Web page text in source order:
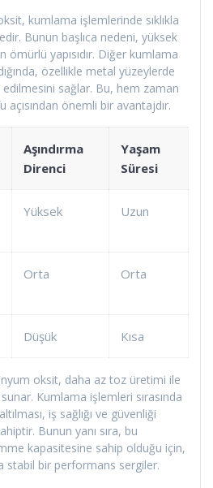
kumlama işlemlerinde sıklıkla
Bunun başlıca nedeni, yüksek
ömürlü yapısıdır. Diğer kumlama
özellikle metal yüzeylerde
sağlar. Bu, hem zaman
önemli bir avantajdır.
Aşındırma
Direnci
Yaşam
Süresi
Yüksek Uzun
Orta Orta
Düşük Kısa
oksit, daha az toz üretimi ile
Kumlama işlemleri sırasında
iş sağlığı ve güvenliği
Bunun yanı sıra, bu
kapasitesine sahip olduğu için,
stabil bir performans sergiler.